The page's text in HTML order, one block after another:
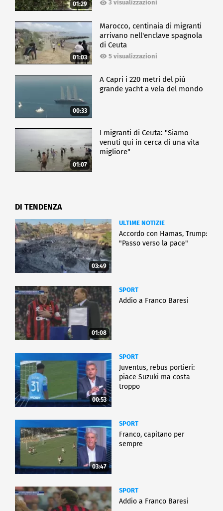
01:29 3 visualizzazioni
01:03
Marocco, centinaia di migranti
arrivano nell'enclave spagnola
di Ceuta
5 visualizzazioni
00:33
A Capri i 220 metri del più
grande yacht a vela del mondo
01:07
I migranti di Ceuta: "Siamo
venuti qui in cerca di una vita
migliore"
DI TENDENZA
03:49
ULTIME NOTIZIE
Accordo con Hamas, Trump:
"Passo verso la pace"
01:08
SPORT
Addio a Franco Baresi
00:53
SPORT
Juventus, rebus portieri:
piace Suzuki ma costa
troppo
03:47
SPORT
Franco, capitano per
sempre
SPORT
Addio a Franco Baresi